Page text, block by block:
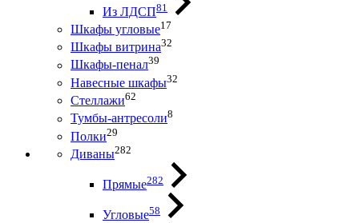
Из ЛДСП81
Шкафы угловые17
Шкафы витрина32
Шкафы-пенал39
Навесные шкафы32
Стеллажи62
Тумбы-антресоли8
Полки29
Диваны282
Прямые282
Угловые58